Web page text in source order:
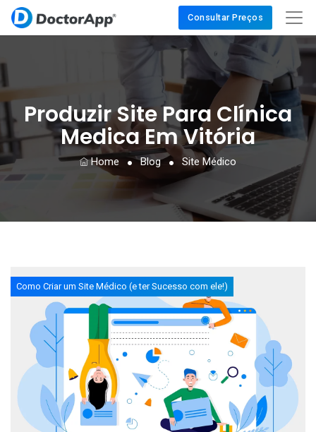
Consultar Preços
Produzir Site Para Clínica
Medica Em Vitória
Home Blog Site Médico
Como Criar um Site Médico (e ter Sucesso com ele!)